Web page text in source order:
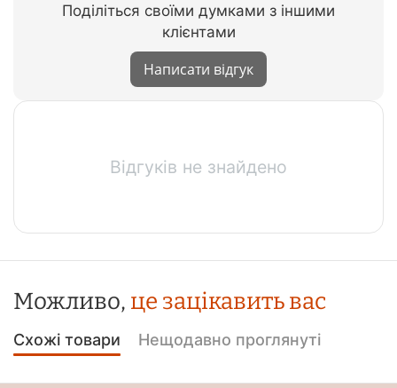
Поділіться своїми думками з іншими
клієнтами
Написати відгук
Відгуків не знайдено
Можливо, це зацікавить вас
Схожі товари Нещодавно проглянуті